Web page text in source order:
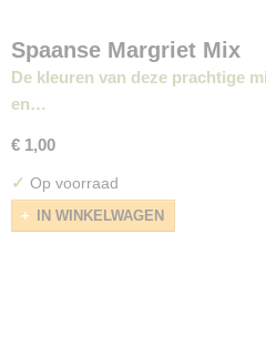
Spaanse Margriet Mix
De kleuren van deze prachtige
en…
€ 1,00
✓ Op voorraad
IN WINKELWAGEN